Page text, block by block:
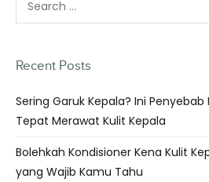
Recent Posts
Sering Garuk Kepala? Ini
Tepat Merawat Kulit Kepala
Bolehkah Kondisioner Kena Kulit
yang Wajib Kamu Tahu